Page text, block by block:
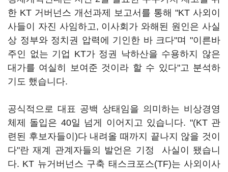
한 KT 거버넌스 개선과제 보고서를 통해 "KT 사외이
사들이 자진 사임하고, 이사회가 와해된 원인은 사실
상 정부와 정치권 압력에 기인한 바 크다"며 "이른바
주인 없는 기업 KT가 정권 낙하산을 수용하지 않은
대가를 여실히 보여준 것이라 할 수 있다"고 분석하
기도 했습니다.
공식적으로 대표 공백 상태임을 의미하는 비상경영
체제 돌입은 40일 넘게 이어지고 있습니다. "(KT 관
련된 후보자들이)다 내려올 때까지 끝나지 않을 것이
다"란 재계 관계자들의 발언은 기정 사실이 됐습니
다. KT 뉴거버넌스 구축 태스크포스(TF)는 사외이사